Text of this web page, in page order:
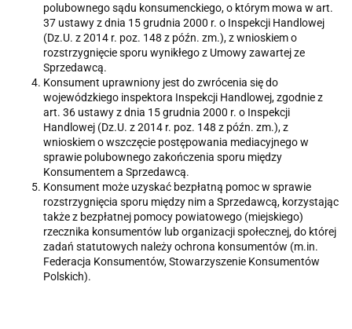
polubownego sądu konsumenckiego, o którym mowa w art.
37 ustawy z dnia 15 grudnia 2000 r. o Inspekcji Handlowej
(Dz.U. z 2014 r. poz. 148 z późn. zm.), z wnioskiem o
rozstrzygnięcie sporu wynikłego z Umowy zawartej ze
Sprzedawcą.
Konsument uprawniony jest do zwrócenia się do
wojewódzkiego inspektora Inspekcji Handlowej, zgodnie z
art. 36 ustawy z dnia 15 grudnia 2000 r. o Inspekcji
Handlowej (Dz.U. z 2014 r. poz. 148 z późn. zm.), z
wnioskiem o wszczęcie postępowania mediacyjnego w
sprawie polubownego zakończenia sporu między
Konsumentem a Sprzedawcą.
Konsument może uzyskać bezpłatną pomoc w sprawie
rozstrzygnięcia sporu między nim a Sprzedawcą, korzystając
także z bezpłatnej pomocy powiatowego (miejskiego)
rzecznika konsumentów lub organizacji społecznej, do której
zadań statutowych należy ochrona konsumentów (m.in.
Federacja Konsumentów, Stowarzyszenie Konsumentów
Polskich).